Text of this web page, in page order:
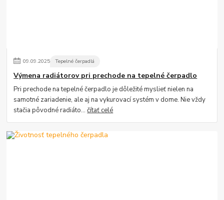
09.09.2025 Tepelné čerpadlá
Výmena radiátorov pri prechode na tepelné čerpadlo
Pri prechode na tepelné čerpadlo je dôležité myslieť nielen na
samotné zariadenie, ale aj na vykurovací systém v dome. Nie vždy
stačia pôvodné radiáto...čítať celé